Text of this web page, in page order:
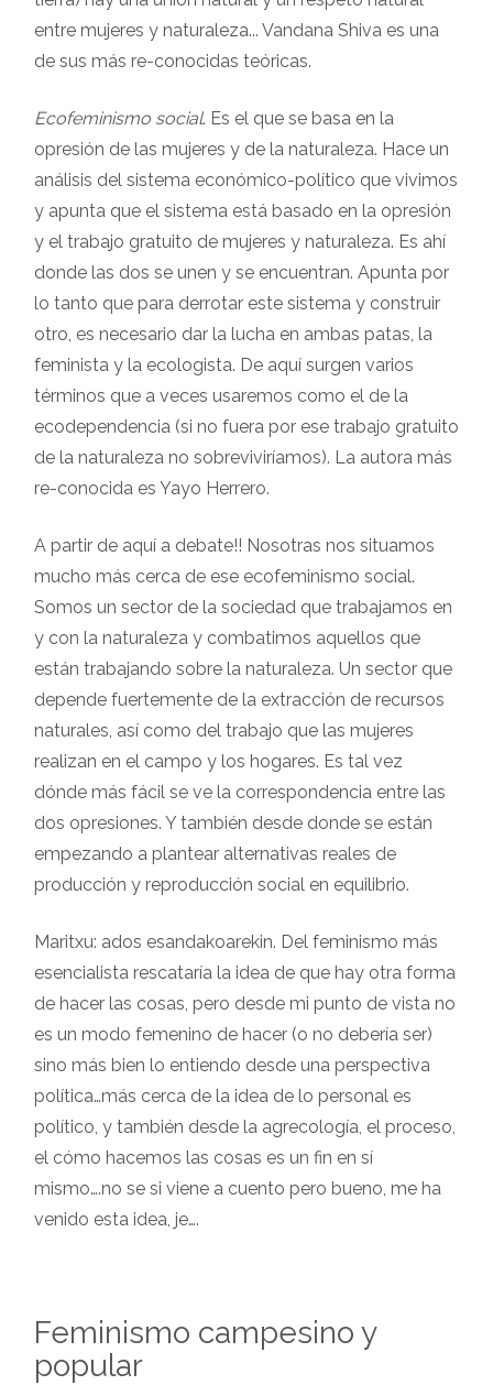
entre mujeres y naturaleza... Vandana Shiva es una
de sus más re-conocidas teóricas.
Ecofeminismo social. Es el que se basa en la
opresión de las mujeres y de la naturaleza. Hace un
análisis del sistema económico-político que vivimos
y apunta que el sistema está basado en la opresión
y el trabajo gratuito de mujeres y naturaleza. Es ahí
donde las dos se unen y se encuentran. Apunta por
lo tanto que para derrotar este sistema y construir
otro, es necesario dar la lucha en ambas patas, la
feminista y la ecologista. De aquí surgen varios
términos que a veces usaremos como el de la
ecodependencia (si no fuera por ese trabajo gratuito
de la naturaleza no sobreviviríamos). La autora más
re-conocida es Yayo Herrero.
A partir de aquí a debate!! Nosotras nos situamos
mucho más cerca de ese ecofeminismo social.
Somos un sector de la sociedad que trabajamos en
y con la naturaleza y combatimos aquellos que
están trabajando sobre la naturaleza. Un sector que
depende fuertemente de la extracción de recursos
naturales, así como del trabajo que las mujeres
realizan en el campo y los hogares. Es tal vez
dónde más fácil se ve la correspondencia entre las
dos opresiones. Y también desde donde se están
empezando a plantear alternativas reales de
producción y reproducción social en equilibrio.
Maritxu: ados esandakoarekin. Del feminismo más
esencialista rescataría la idea de que hay otra forma
de hacer las cosas, pero desde mi punto de vista no
es un modo femenino de hacer (o no debería ser)
sino más bien lo entiendo desde una perspectiva
política…más cerca de la idea de lo personal es
político, y también desde la agrecología, el proceso,
el cómo hacemos las cosas es un fin en sí
mismo….no se si viene a cuento pero bueno, me ha
venido esta idea, je….
Feminismo campesino y
popular